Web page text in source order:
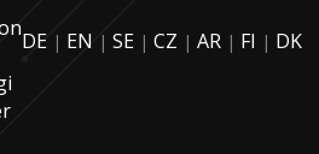
DE| EN | SE| CZ | AR| FI | DK